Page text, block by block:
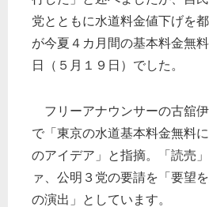
党とともに水道料金値下げを
が今夏４カ月間の基本料金無
日（５月１９日）でした。
フリーアナウンサーの古舘
で「東京の水道基本料金無料
のアイデア」と指摘。「読売
ァ、公明３党の要請を「要望
の演出」としています。